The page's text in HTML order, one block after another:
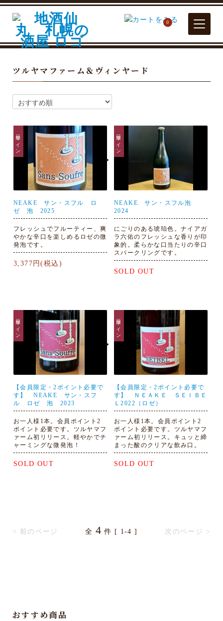
0
ツルヤマファーム＆ヴィンヤード
日本ワイン
NEAKE サン・スフル ロ
ゼ 泡 2025
フレッシュでフルーティー、爽
やかな辛口を楽しめるロゼの微
発泡です。
3,377円(税込)
日本ワイン
NEAKE サン・スフル泡
2024
にごりのある琥珀色。ナイアガ
ラ六佑のフレッシュな香りが印
象的。柔らかな口当たりの辛口
スパークリングです。
SOLD OUT
日本ワイン
【会員限定・2ポイント必要で
す】 NEAKE サン・スフ
ル ロゼ 泡 2023
お一人様1本。会員ポイント2
ポイント必要です。ツルヤマフ
ァーム初リリース。軽やかでチ
ャーミングな微発泡！
SOLD OUT
日本ワイン
【会員限定・2ポイント必要で
す】 ＮＥＡＫＥ ＳＥＩＢＥ
Ｌ2022（ロゼ）
お一人様1本。会員ポイント2
ポイント必要です。ツルヤマフ
ァーム初リリース。キュッと締
まった酸のクリアな飲み口。
SOLD OUT
< 前のページ 次のページ >
全 4 件 [ 1-4 ]
おすすめ商品